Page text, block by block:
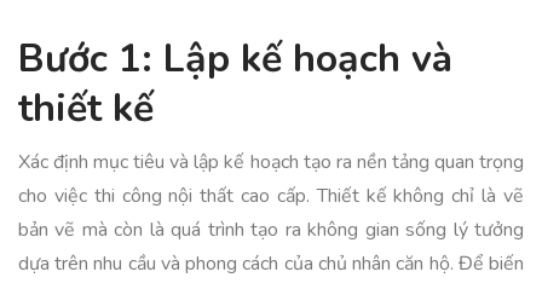
Bước 1: Lập kế hoạch và
thiết kế
Xác định mục tiêu và lập kế hoạch tạo ra nền tảng quan trọng
cho việc thi công nội thất cao cấp. Thiết kế không chỉ là vẽ
bản vẽ mà còn là quá trình tạo ra không gian sống lý tưởng
dựa trên nhu cầu và phong cách của chủ nhân căn hộ. Để biến